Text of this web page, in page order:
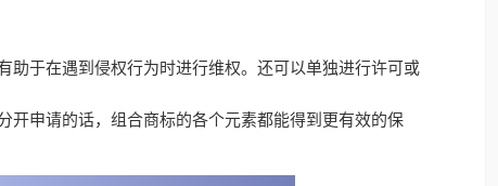
助于在遇到侵权行为时进行维权。还可以单独进行许可或
开申请的话，组合商标的各个元素都能得到更有效的保